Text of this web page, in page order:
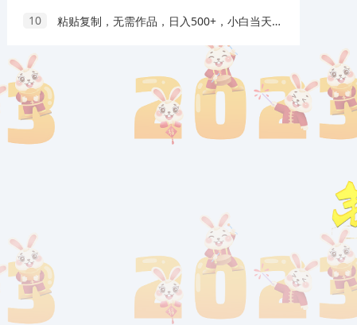
10 粘贴复制，无需作品，日入500+，小白当天上手，无脑操作